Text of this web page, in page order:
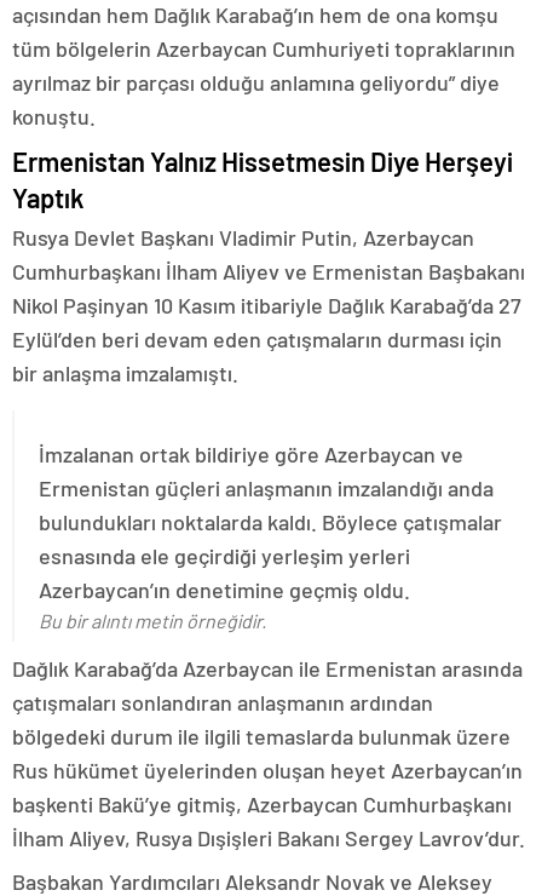
açısından hem Dağlık Karabağ’ın hem de ona komşu
tüm bölgelerin Azerbaycan Cumhuriyeti topraklarının
ayrılmaz bir parçası olduğu anlamına geliyordu” diye
konuştu.
Ermenistan Yalnız Hissetmesin Diye Herşeyi
Yaptık
Rusya Devlet Başkanı Vladimir Putin, Azerbaycan
Cumhurbaşkanı İlham Aliyev ve Ermenistan Başbakanı
Nikol Paşinyan 10 Kasım itibariyle Dağlık Karabağ’da 27
Eylül’den beri devam eden çatışmaların durması için
bir anlaşma imzalamıştı.
İmzalanan ortak bildiriye göre Azerbaycan ve
Ermenistan güçleri anlaşmanın imzalandığı anda
bulundukları noktalarda kaldı. Böylece çatışmalar
esnasında ele geçirdiği yerleşim yerleri
Azerbaycan’ın denetimine geçmiş oldu.
Bu bir alıntı metin örneğidir.
Dağlık Karabağ’da Azerbaycan ile Ermenistan arasında
çatışmaları sonlandıran anlaşmanın ardından
bölgedeki durum ile ilgili temaslarda bulunmak üzere
Rus hükümet üyelerinden oluşan heyet Azerbaycan’ın
başkenti Bakü’ye gitmiş, Azerbaycan Cumhurbaşkanı
İlham Aliyev, Rusya Dışişleri Bakanı Sergey Lavrov’dur.
Başbakan Yardımcıları Aleksandr Novak ve Aleksey